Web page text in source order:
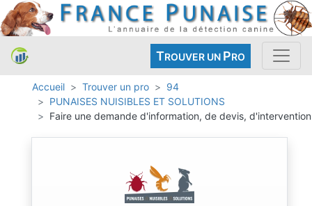
TROUVER UN PRO
Accueil Trouver un pro
94
PUNAISES NUISIBLES ET SOLUTIONS
Faire une demande d'information, de devis, d'intervention